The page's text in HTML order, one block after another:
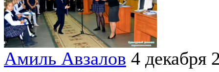
Амиль Авзалов 4 декабря